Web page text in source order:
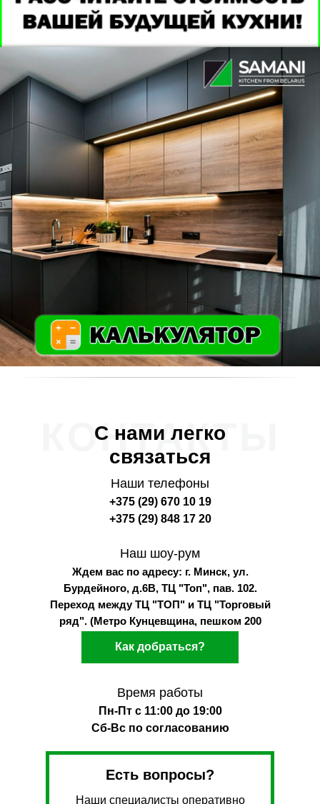
КОНТАКТЫ
С нами легко
связаться
Наши телефоны
+375 (29) 670 10 19
+375 (29) 848 17 20
Наш шоу-рум
Ждем вас по адресу: г. Минск, ул.
Бурдейного, д.6В, ТЦ "Топ", пав. 102.
Переход между ТЦ "ТОП" и ТЦ "Торговый
ряд". (Метро Кунцевщина, пешком 200
Время работы
Пн-Пт с 11:00 до 19:00
Сб-Вс по согласованию
Есть вопросы?
Наши специалисты оперативно
Как добраться?